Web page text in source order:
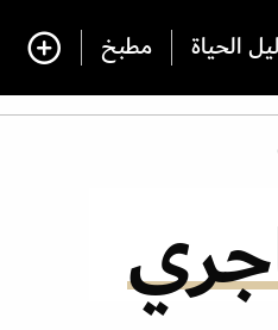
الحياة مطبخ